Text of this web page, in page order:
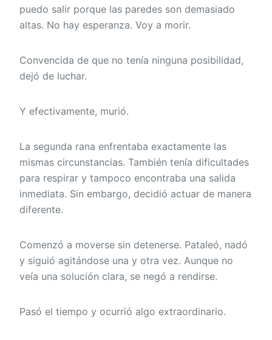
puedo salir porque las paredes son demasiado
altas. No hay esperanza. Voy a morir.
Convencida de que no tenía ninguna posibilidad,
dejó de luchar.
Y efectivamente, murió.
La segunda rana enfrentaba exactamente las
mismas circunstancias. También tenía dificultades
para respirar y tampoco encontraba una salida
inmediata. Sin embargo, decidió actuar de manera
diferente.
Comenzó a moverse sin detenerse. Pataleó, nadó
y siguió agitándose una y otra vez. Aunque no
veía una solución clara, se negó a rendirse.
Pasó el tiempo y ocurrió algo extraordinario.